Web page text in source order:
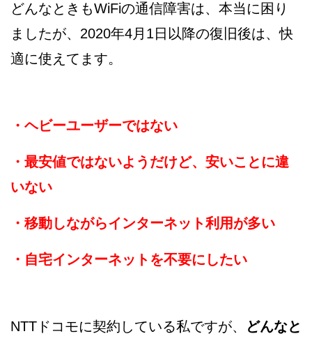
どんなときもWiFiの通信障害は、本当に困り
ましたが、2020年4月1日以降の復旧後は、快
適に使えてます。
・ヘビーユーザーではない
・最安値ではないようだけど、安いことに違
いない
・移動しながらインターネット利用が多い
・自宅インターネットを不要にしたい
NTTドコモに契約している私ですが、
どんなと